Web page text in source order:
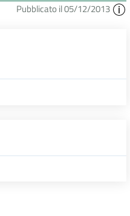
Pubblicato il 05/12/2013